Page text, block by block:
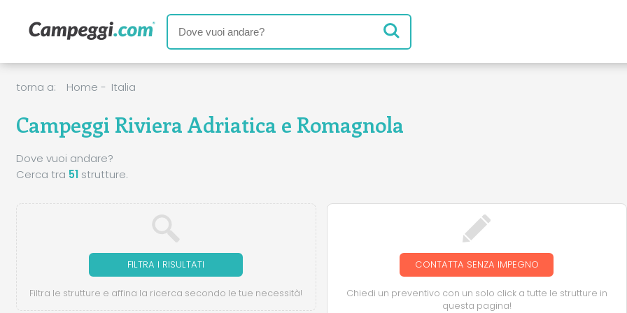
torna a: Home - Italia
Campeggi Riviera Adriatica e Romagnola
Dove vuoi andare?
Cerca tra 51strutture.
FILTRA I RISULTATI
Filtra le strutture e affina la ricerca secondo le tue necessità!
CONTATTA SENZA IMPEGNO
Chiedi un preventivo con un solo click a tutte le strutture in
questa pagina!